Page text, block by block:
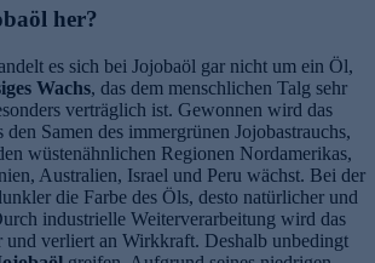
her?
es sich bei Jojobaöl gar nicht um ein Öl,
Wachs, das dem menschlichen Talg sehr
verträglich ist. Gewonnen wird das
den Samen des immergrünen Jojobastrauchs,
wüstenähnlichen Regionen Nordamerikas,
Australien, Israel und Peru wächst. Bei der
die Farbe des Öls, desto natürlicher und
industrielle Weiterverarbeitung wird das
und verliert an Wirkkraft. Deshalb unbedingt